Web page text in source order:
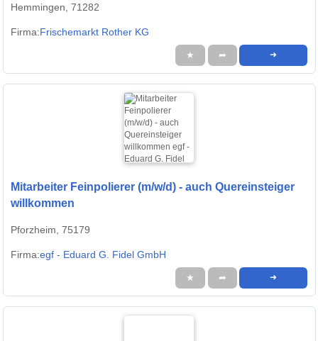
Hemmingen, 71282
Firma:Frischemarkt Rother KG
★ ➦ ➜
Mitarbeiter Feinpolierer (m/w/d) - auch Quereinsteiger
willkommen
Pforzheim, 75179
Firma:egf - Eduard G. Fidel GmbH
★ ➦ ➜